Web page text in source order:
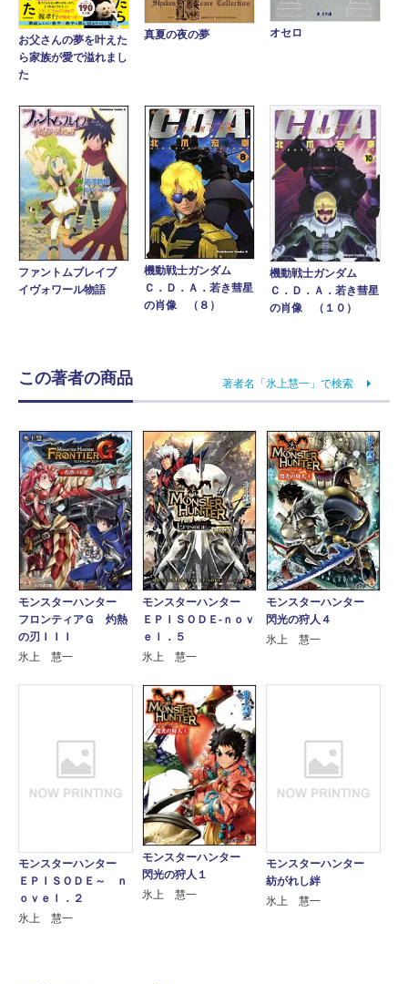
お父さんの夢を叶えた
ら家族が愛で溢れまし
た
真夏の夜の夢 オセロ
ファントムブレイブ
イヴォワール物語
機動戦士ガンダム
Ｃ．Ｄ．Ａ．若き彗星
の肖像 （８）
機動戦士ガンダム
Ｃ．Ｄ．Ａ．若き彗星
の肖像 （１０）
この著者の商品 著者名「氷上慧一」で検索
モンスターハンター
フロンティアＧ 灼熱
の刃ＩＩＩ
氷上 慧一
モンスターハンター
ＥＰＩＳＯＤＥ‐ｎｏｖ
ｅｌ．５
氷上 慧一
モンスターハンター
閃光の狩人４
氷上 慧一
モンスターハンター
ＥＰＩＳＯＤＥ～ ｎ
ｏｖｅｌ．２
氷上 慧一
モンスターハンター
閃光の狩人１
氷上 慧一
モンスターハンター
紡がれし絆
氷上 慧一